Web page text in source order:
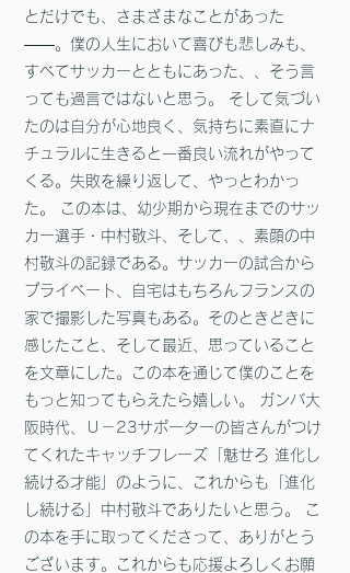
とだけでも、さまざまなことがあった
――。僕の人生において喜びも悲しみも、
すべてサッカーとともにあった、、そう言
っても過言ではないと思う。 そして気づい
たのは自分が心地良く、気持ちに素直にナ
チュラルに生きると一番良い流れがやって
くる。失敗を繰り返して、やっとわかっ
た。 この本は、幼少期から現在までのサッ
カー選手・中村敬斗、そして、、素顔の中
村敬斗の記録である。サッカーの試合から
プライベート、自宅はもちろんフランスの
家で撮影した写真もある。そのときどきに
感じたこと、そして最近、思っていること
を文章にした。この本を通じて僕のことを
もっと知ってもらえたら嬉しい。 ガンバ大
阪時代、Ｕ－23サポーターの皆さんがつけ
てくれたキャッチフレーズ「魅せろ 進化し
続ける才能」のように、これからも「進化
し続ける」中村敬斗でありたいと思う。 こ
の本を手に取ってくださって、ありがとう
ございます。これからも応援よろしくお願